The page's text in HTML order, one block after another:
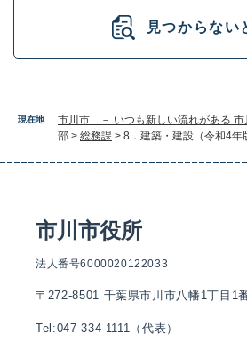
現在地 市川市 － いつも新しい流れがある 市
部 > 総務課 > 8．建築・建設（令和4
見つからない
市川市役所
法人番号6000020122033
〒272-8501 千葉県市川市八幡1丁目1
Tel:047-334-1111（代表）